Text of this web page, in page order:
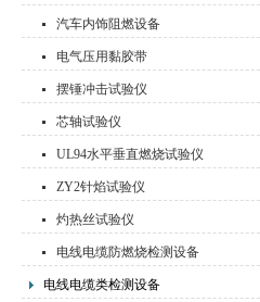
汽车内饰阻燃设备
电气压用黏胶带
摆锤冲击试验仪
芯轴试验仪
UL94水平垂直燃烧试验仪
ZY2针焰试验仪
灼热丝试验仪
电线电缆防燃烧检测设备
电线电缆类检测设备